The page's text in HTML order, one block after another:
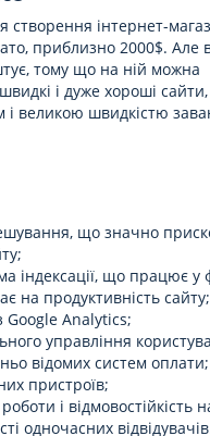
створення інтернет-
приблизно 2000$. Але
тому що на ній можна
і дуже хороші сайти,
і великою швидкістю
що значно
індексації, що працює у
на продуктивність сайту;
Google Analytics;
управління
відомих систем оплати;
пристроїв;
і відмовостійкість
одночасних